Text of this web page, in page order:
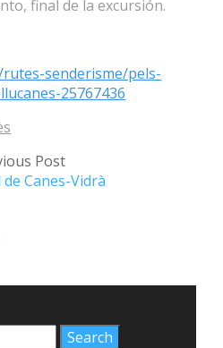
final de la excursión.
senderisme/pels-
25767436
Post
Canes-Vidrà